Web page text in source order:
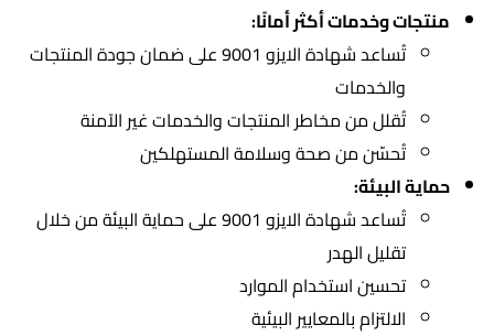
منتجات وخدمات أكثر أمانًا:
تُساعد شهادة الايزو 9001 على ضمان جودة المنتجات
والخدمات
تُقلل من مخاطر المنتجات والخدمات غير الآمنة
تُحسّن من صحة وسلامة المستهلكين
حماية البيئة:
تُساعد شهادة الايزو 9001 على حماية البيئة من خلال
تقليل الهدر
تحسين استخدام الموارد
الالتزام بالمعايير البيئية